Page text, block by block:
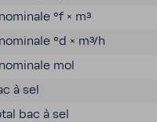
°f × m³
°d × m³/h
mol
à sel
bac à sel